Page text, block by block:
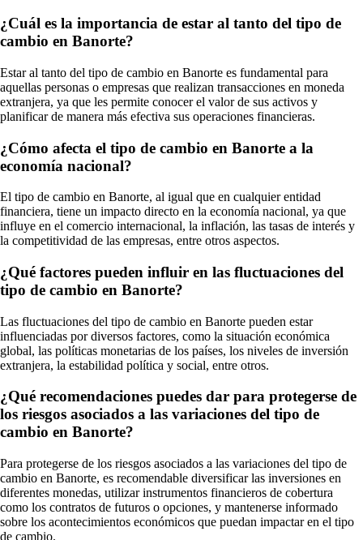
¿Cuál es la importancia de estar al tanto del tipo de
cambio en Banorte?
Estar al tanto del tipo de cambio en Banorte es fundamental para
aquellas personas o empresas que realizan transacciones en moneda
extranjera, ya que les permite conocer el valor de sus activos y
planificar de manera más efectiva sus operaciones financieras.
¿Cómo afecta el tipo de cambio en Banorte a la
economía nacional?
El tipo de cambio en Banorte, al igual que en cualquier entidad
financiera, tiene un impacto directo en la economía nacional, ya que
influye en el comercio internacional, la inflación, las tasas de interés y
la competitividad de las empresas, entre otros aspectos.
¿Qué factores pueden influir en las fluctuaciones del
tipo de cambio en Banorte?
Las fluctuaciones del tipo de cambio en Banorte pueden estar
influenciadas por diversos factores, como la situación económica
global, las políticas monetarias de los países, los niveles de inversión
extranjera, la estabilidad política y social, entre otros.
¿Qué recomendaciones puedes dar para protegerse de
los riesgos asociados a las variaciones del tipo de
cambio en Banorte?
Para protegerse de los riesgos asociados a las variaciones del tipo de
cambio en Banorte, es recomendable diversificar las inversiones en
diferentes monedas, utilizar instrumentos financieros de cobertura
como los contratos de futuros o opciones, y mantenerse informado
sobre los acontecimientos económicos que puedan impactar en el tipo
de cambio.